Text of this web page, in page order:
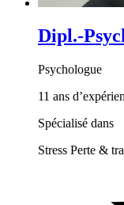
Dipl.-
Psychologue
11 ans
Spécialisé dans
Stress Perte &